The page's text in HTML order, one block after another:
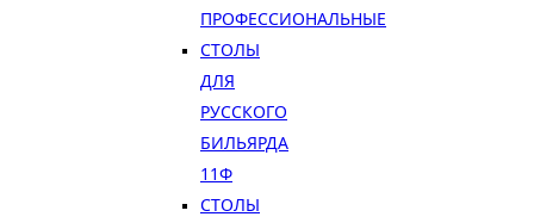
ПРОФЕССИОНАЛЬНЫЕ
СТОЛЫ
ДЛЯ
РУССКОГО
БИЛЬЯРДА
11Ф
СТОЛЫ